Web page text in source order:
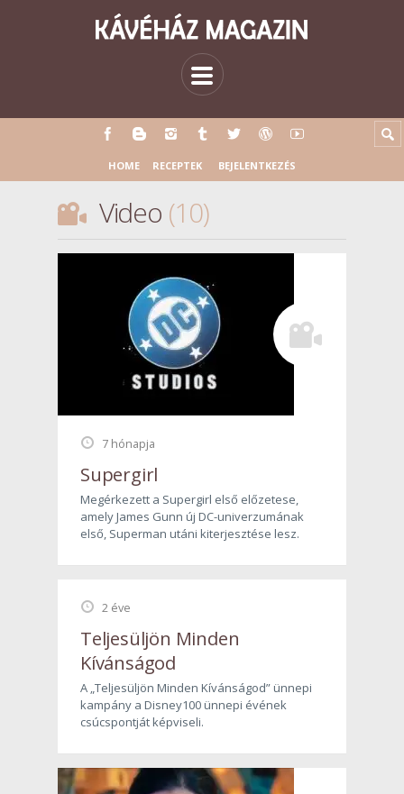
HOME RECEPTEK BEJELENTKEZÉS
Video 10
7 hónapja
Supergirl
Megérkezett a Supergirl első előzetese,
amely James Gunn új DC-univerzumának
első, Superman utáni kiterjesztése lesz.
2 éve
Teljesüljön Minden
Kívánságod
A „Teljesüljön Minden Kívánságod” ünnepi
kampány a Disney100 ünnepi évének
csúcspontját képviseli.